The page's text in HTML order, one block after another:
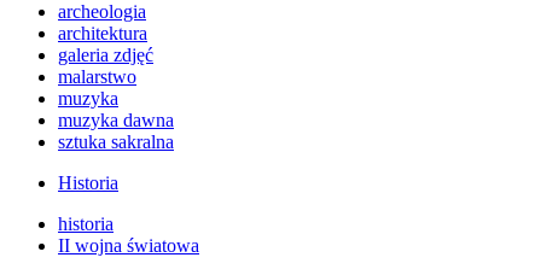
archeologia
architektura
galeria zdjęć
malarstwo
muzyka
muzyka dawna
sztuka sakralna
Historia
historia
II wojna światowa